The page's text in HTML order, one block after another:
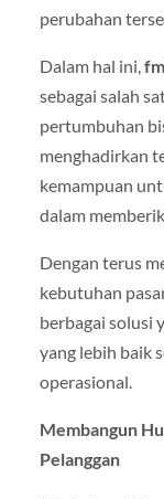
perubahan
Dalam hal ini,
sebagai salah
pertumbuhan
menghadirkan
kemampuan
dalam
Dengan terus
kebutuhan
berbagai solusi
yang lebih baik
operasional.
Membangun
Pelanggan